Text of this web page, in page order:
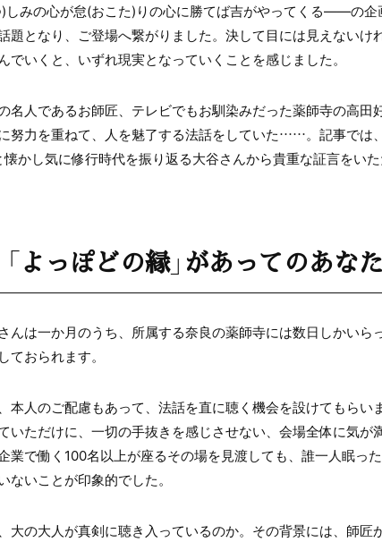
しみの心が怠(おこた)りの心に勝てば吉がやってくる――の企
題となり、ご登場へ繋がりました。決して目には見えないけ
でいくと、いずれ現実となっていくことを感じました。
名人であるお師匠、テレビでもお馴染みだった薬師寺の高田好
努力を重ねて、人を魅了する法話をしていた……。記事では
懐かし気に修行時代を振り返る大谷さんから貴重な証言をいた
「よっぽどの縁」があってのあな
んは一か月のうち、所属する奈良の薬師寺には数日しかいら
ておられます。
本人のご配慮もあって、法話を直に聴く機会を設けてもらい
いただけに、一切の手抜きを感じさせない、会場全体に気が
業で働く100名以上が座るその場を見渡しても、誰一人眠っ
ないことが印象的でした。
大の大人が真剣に聴き入っているのか。その背景には、師匠